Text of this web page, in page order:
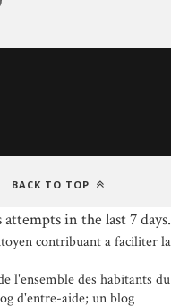
BACK TO TOP
attempts in the last 7 days.
contribuant a faciliter la
l'ensemble des habitants du
d'entre-aide; un blog